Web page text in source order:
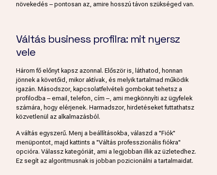
növekedés – pontosan az, amire hosszú távon szükséged van.
Váltás business profilra: mit nyersz
vele
Három fő előnyt kapsz azonnal. Először is, láthatod, honnan
jönnek a követőid, mikor aktívak, és melyik tartalmad működik
igazán. Másodszor, kapcsolatfelvételi gombokat tehetsz a
profilodba – email, telefon, cím –, ami megkönnyíti az ügyfelek
számára, hogy elérjenek. Harmadszor, hirdetéseket futtathatsz
közvetlenül az alkalmazásból.
A váltás egyszerű. Menj a beállításokba, válaszd a "Fiók"
menüpontot, majd kattints a "Váltás professzionális fiókra"
opcióra. Válassz kategóriát, ami a legjobban illik az üzletedhez.
Ez segít az algoritmusnak is jobban pozicionálni a tartalmaidat.